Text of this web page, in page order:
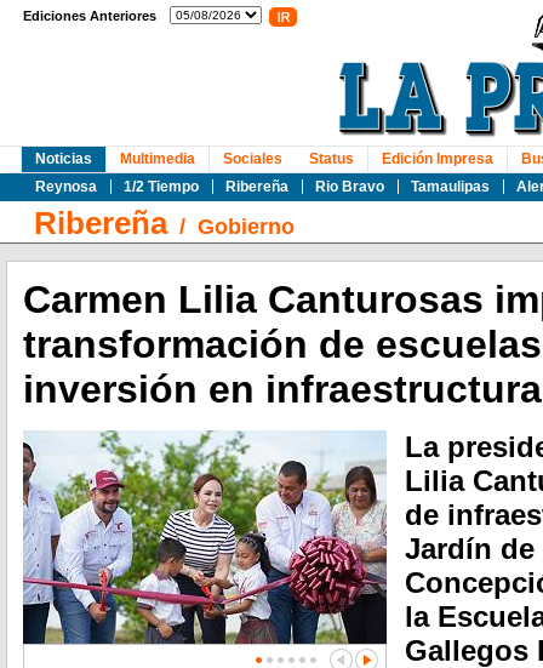
Ediciones Anteriores
Noticias
Reynosa
1/2 Tiempo Ribereña Rio Bravo Tamaulipas
Multimedia Sociales Status Edición Impresa
Ribereña/ Gobierno
Carmen Lilia Canturosas
transformación de
inversión en
La
Lilia
de
Jardín de
la
Gallegos